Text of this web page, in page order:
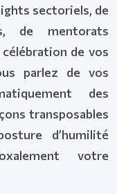
sectoriels, de
de mentorats
de vos
parlez de vos
des
transposables
d’humilité
votre